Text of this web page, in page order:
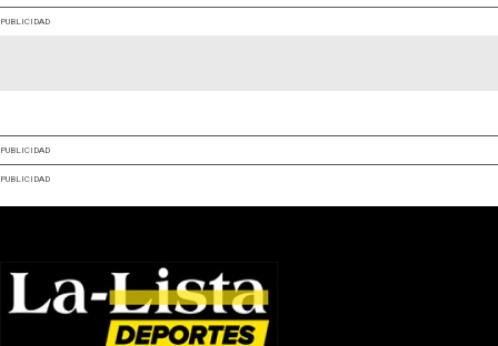
PUBLICIDAD
PUBLICIDAD
PUBLICIDAD